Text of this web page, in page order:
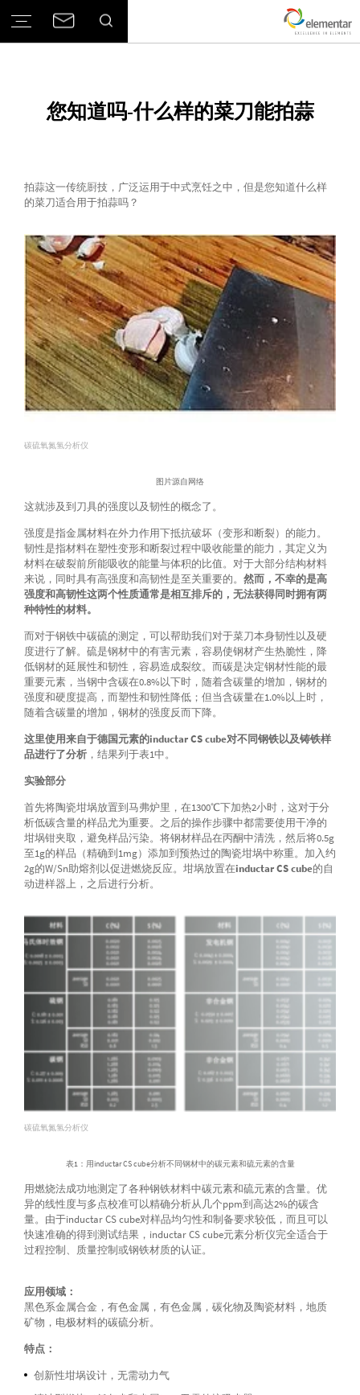
您知道吗-什么样的菜刀能拍蒜
拍蒜这一传统㕑技，广泛运用于中式烹饪之中，但是您知道什么样
的菜刀适合用于拍蒜吗？
碳硫氧氮氢分析仪
图片源自网络
这就涉及到刀具的强度以及韧性的概念了。
强度是指金属材料在外力作用下抵抗破坏（变形和断裂）的能力。
韧性是指材料在塑性变形和断裂过程中吸收能量的能力，其定义为
材料在破裂前所能吸收的能量与体积的比值。对于大部分结构材料
来说，同时具有高强度和高韧性是至关重要的。 然而，不幸的是高
强度和高韧性这两个性质通常是相互排斥的，无法获得同时拥有两
种特性的材料。
而对于钢铁中碳硫的测定，可以帮助我们对于菜刀本身韧性以及硬
度进行了解。硫是钢材中的有害元素，容易使钢材产生热脆性，降
低钢材的延展性和韧性，容易造成裂纹。而碳是决定钢材性能的最
重要元素，当钢中含碳在0.8%以下时，随着含碳量的增加，钢材的
强度和硬度提高，而塑性和韧性降低；但当含碳量在1.0%以上时，
随着含碳量的增加，钢材的强度反而下降。
这里使用来自于德国元素的inductar CS cube对不同钢铁以及铸铁样
品进行了分析，结果列于表1中。
实验部分
首先将陶瓷坩埚放置到马弗炉里，在1300℃下加热2小时，这对于分
析低碳含量的样品尤为重要。之后的操作步骤中都需要使用干净的
坩埚钳夹取，避免样品污染。将钢材样品在丙酮中清洗，然后将0.5g
至1g的样品（精确到1mg）添加到预热过的陶瓷坩埚中称重。加入约
2g的W/Sn助熔剂以促进燃烧反应。坩埚放置在inductar CS cube的自
动进样器上，之后进行分析。
碳硫氧氮氢分析仪
表1：用inductar CS cube分析不同钢材中的碳元素和硫元素的含量
用燃烧法成功地测定了各种钢铁材料中碳元素和硫元素的含量。优
异的线性度与多点校准可以精确分析从几个ppm到高达2%的碳含
量。由于inductar CS cube对样品均匀性和制备要求较低，而且可以
快速准确的得到测试结果，inductar CS cube元素分析仪完全适合于
过程控制、质量控制或钢铁材质的认证。
应用领域：
黑色系金属合金，有色金属，有色金属，碳化物及陶瓷材料，地质
矿物，电极材料的碳硫分析。
特点：
创新性坩埚设计，无需动力气